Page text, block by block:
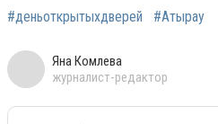
#деньоткрытыхдверей #Атырау
Яна Комлева
журналист-редактор